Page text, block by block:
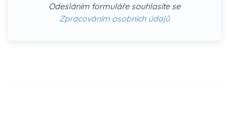
Odesláním formuláře souhlasíte se
Zpracováním osobních údajů